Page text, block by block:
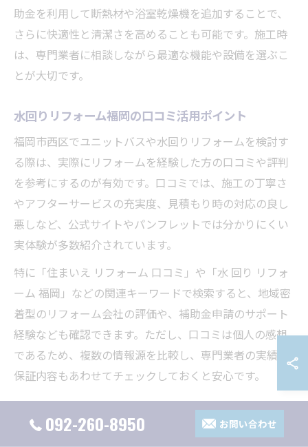
助金を利用して断熱材や浴室乾燥機を追加することで、
さらに快適性と清潔さを高めることも可能です。施工時
は、専門業者に相談しながら最適な機能や設備を選ぶこ
とが大切です。
水回りリフォーム福岡の口コミ活用ポイント
福岡市西区でユニットバスや水回りリフォームを検討す
る際は、実際にリフォームを経験した方の口コミや評判
を参考にするのが有効です。口コミでは、施工の丁寧さ
やアフターサービスの充実度、見積もり時の対応の良し
悪しなど、公式サイトやパンフレットでは分かりにくい
実体験が多数紹介されています。
特に「住まいえ リフォーム 口コミ」や「水 回り リフォ
ーム 福岡」などの関連キーワードで検索すると、地域密
着型のリフォーム会社の評価や、補助金申請のサポート
経験なども確認できます。ただし、口コミは個人の感想
であるため、複数の情報源を比較し、専門業者の実績や
保証内容もあわせてチェックしておくと安心です。
お風呂リフォーム金額を賢く比較するコツ
092-260-8950 お問い合わせ